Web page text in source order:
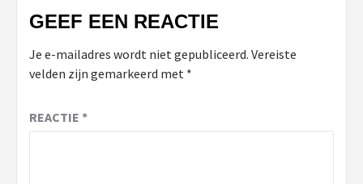
GEEF EEN REACTIE
Je e-mailadres wordt niet gepubliceerd. Vereiste
velden zijn gemarkeerd met *
REACTIE *